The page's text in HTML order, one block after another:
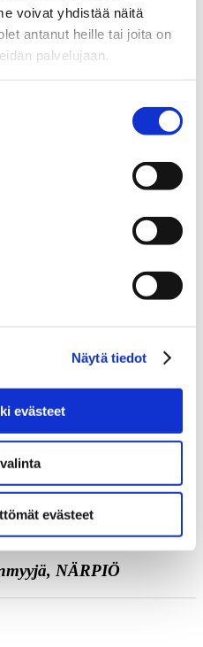
voivat yhdistää näitä
antanut heille tai joita on
palvelujaan.
Näytä tiedot
evästeet
evästeet
kysyttävää.
NÄRPIÖ